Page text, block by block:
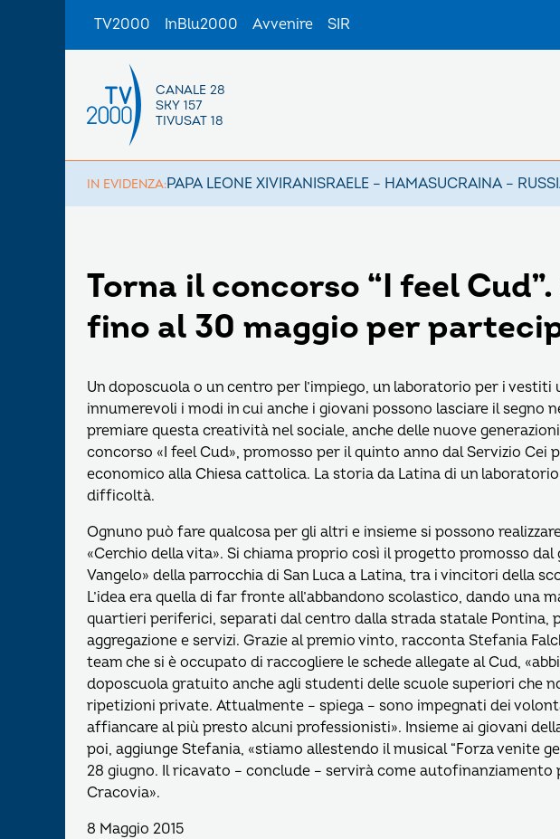
TV2000 InBlu2000 Avvenire SIR
CANALE 28
SKY 157
TIVUSAT 18
IN EVIDENZA:PAPA LEONE XIVIRANISRAELE – HAMASUCRAINA –
Torna il concorso “I feel Cud”.
fino al 30 maggio per
Un doposcuola o un centro per l’impiego, un laboratorio per i
innumerevoli i modi in cui anche i giovani possono lasciare il segno
premiare questa creatività nel sociale, anche delle nuove
concorso «I feel Cud», promosso per il quinto anno dal Servizio Cei
economico alla Chiesa cattolica. La storia da Latina di un
difficoltà.
Ognuno può fare qualcosa per gli altri e insieme si possono
«Cerchio della vita». Si chiama proprio così il progetto promosso
Vangelo» della parrocchia di San Luca a Latina, tra i vincitori della
L’idea era quella di far fronte all’abbandono scolastico, dando una
quartieri periferici, separati dal centro dalla strada statale Pontina,
aggregazione e servizi. Grazie al premio vinto, racconta Stefania
team che si è occupato di raccogliere le schede allegate al Cud,
doposcuola gratuito anche agli studenti delle scuole superiori che
ripetizioni private. Attualmente – spiega – sono impegnati dei
affiancare al più presto alcuni professionisti». Insieme ai giovani
poi, aggiunge Stefania, «stiamo allestendo il musical “Forza venite
28 giugno. Il ricavato – conclude – servirà come autofinanziamento
Cracovia».
8 Maggio 2015